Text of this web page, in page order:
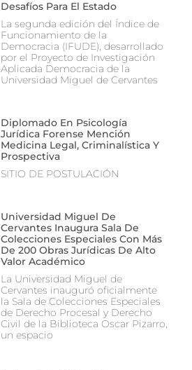
Desafíos Para El Estado
La segunda edición del Índice de
Funcionamiento de la
Democracia (IFUDE), desarrollado
por el Proyecto de Investigación
Aplicada Democracia de la
Universidad Miguel de Cervantes
Diplomado En Psicología
Jurídica Forense Mención
Medicina Legal, Criminalística Y
Prospectiva
SITIO DE POSTULACIÓN
Universidad Miguel De
Cervantes Inaugura Sala De
Colecciones Especiales Con Más
De 200 Obras Jurídicas De Alto
Valor Académico
La Universidad Miguel de
Cervantes inauguró oficialmente
la Sala de Colecciones Especiales
de Derecho Procesal y Derecho
Civil de la Biblioteca Oscar Pizarro,
un espacio